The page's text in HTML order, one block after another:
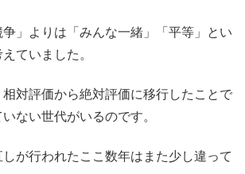
」よりは「みんな一緒」「平等」とい
ていました。
対評価から絶対評価に移行したことで
いない世代がいるのです。
が行われたここ数年はまた少し違って